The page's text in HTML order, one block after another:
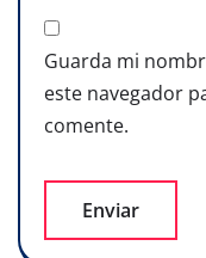
Guarda mi
este navegador
comente.